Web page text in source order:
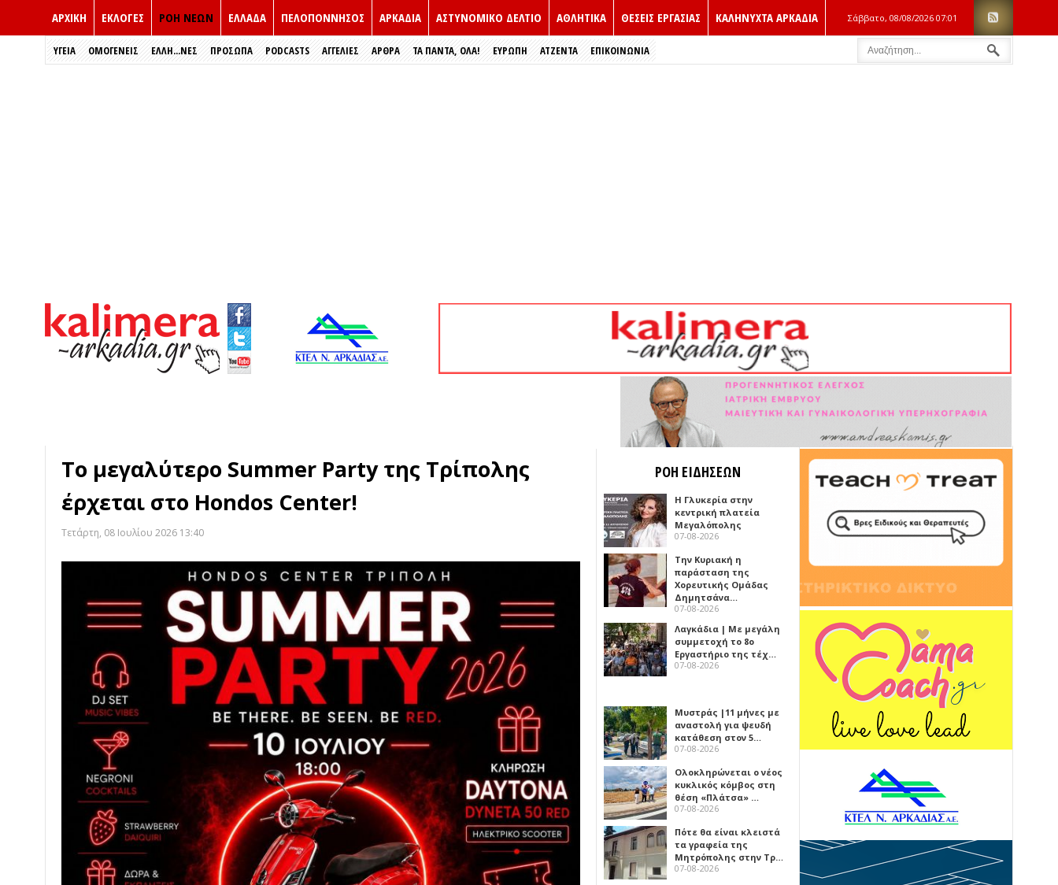
ΑΡΧΙΚΗ ΕΚΛΟΓΈΣ ΡΟΗ ΝΕΩΝ ΕΛΛΑΔΑ ΠΕΛΟΠΟΝΝΗΣΟΣ ΑΡΚΑΔΙΑ ΑΣΤΥΝΟΜΙΚΟ ΔΕΛΤΙΟ ΑΘΛΗΤΙΚΑ ΘΕΣΕΙΣ ΕΡΓΑΣΙΑΣ ΚΑΛΗΝΥΧΤΑ ΑΡΚΑΔΙΑ Σάββατο, 08/08/2026 07:01
ΥΓΕΙΑ ΟΜΟΓΕΝΕΙΣ ΈΛΛΗ...ΝΕΣ ΠΡΌΣΩΠΑ PODCASTS ΑΓΓΕΛΙΕΣ ΑΡΘΡΑ ΤΑ ΠΑΝΤΑ, ΟΛΑ! ΕΥΡΏΠΗ ΑΤΖΕΝΤΑ ΕΠΙΚΟΙΝΩΝΙΑ
Το μεγαλύτερο Summer Party της Τρίπολης
έρχεται στο Hondos Center!
Τετάρτη, 08 Ιουλίου 2026 13:40
ΡΟΗ ΕΙΔΗΣΕΩΝ
Η Γλυκερία στην
κεντρική πλατεία
Μεγαλόπολης
07-08-2026
Την Κυριακή η
παράσταση της
Χορευτικής Ομάδας
Δημητσάνα…
07-08-2026
Λαγκάδια | Με μεγάλη
συμμετοχή το 8ο
Εργαστήριο της τέχ…
07-08-2026
Μυστράς |11 μήνες με
αναστολή για ψευδή
κατάθεση στον 5…
07-08-2026
Ολοκληρώνεται ο νέος
κυκλικός κόμβος στη
θέση «Πλάτσα» …
07-08-2026
Πότε θα είναι κλειστά
τα γραφεία της
Μητρόπολης στην Τρ…
07-08-2026